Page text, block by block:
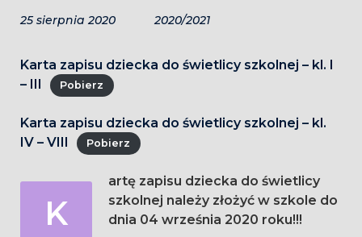
25 sierpnia 2020 2020/2021
Karta zapisu dziecka do świetlicy szkolnej – kl. I
– III
Pobierz
Karta zapisu dziecka do świetlicy szkolnej – kl.
IV – VIII
Pobierz
K
artę zapisu dziecka do świetlicy
szkolnej należy złożyć w szkole do dnia 04 września 2020 roku!!!